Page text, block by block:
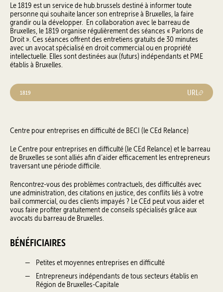
Le 1819 est un service de hub.brussels destiné à informer toute
personne qui souhaite lancer son entreprise à Bruxelles, la faire
grandir ou la développer. En collaboration avec le barreau de
Bruxelles, le 1819 organise régulièrement des séances « Parlons de
Droit ». Ces séances offrent des entretiens gratuits de 30 minutes
avec un avocat spécialisé en droit commercial ou en propriété
intellectuelle. Elles sont destinées aux (futurs) indépendants et PME
établis à Bruxelles.
1819 URL
Centre pour entreprises en difficulté de BECI (le CEd Relance)
Le Centre pour entreprises en difficulté (le CEd Relance) et le barreau
de Bruxelles se sont alliés afin d’aider efficacement les entrepreneurs
traversant une période difficile.
Rencontrez-vous des problèmes contractuels, des difficultés avec
une administration, des citations en justice, des conflits liés à votre
bail commercial, ou des clients impayés ? Le CEd peut vous aider et
vous faire profiter gratuitement de conseils spécialisés grâce aux
avocats du barreau de Bruxelles.
BÉNÉFICIAIRES
Petites et moyennes entreprises en difficulté
Entrepreneurs indépendants de tous secteurs établis en
Région de Bruxelles-Capitale